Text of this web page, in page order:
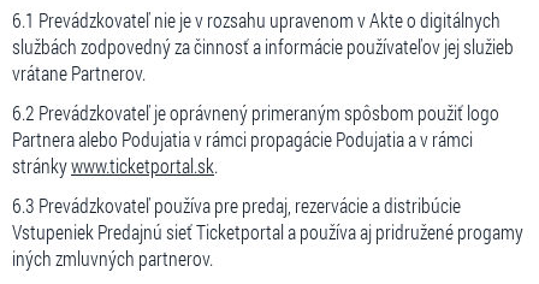
6.1 Prevádzkovateľ nie je v rozsahu upravenom v Akte o digitálnych
službách zodpovedný za činnosť a informácie používateľov jej služieb
vrátane Partnerov.
6.2 Prevádzkovateľ je oprávnený primeraným spôsbom použiť logo
Partnera alebo Podujatia v rámci propagácie Podujatia a v rámci
stránkywww.ticketportal.sk.
6.3 Prevádzkovateľ používa pre predaj, rezervácie a distribúcie
Vstupeniek Predajnú sieť Ticketportal a používa aj pridružené progamy
iných zmluvných partnerov.